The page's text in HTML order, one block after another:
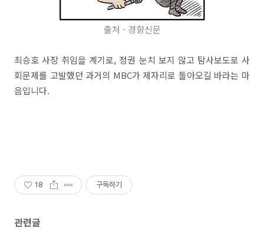
출처 - 경향신문
최승호 사장 취임을 계기로, 정권 눈치 보지 않고 탐사보도로 사
회문제를 고발했던 과거의 MBC가 제자리로 돌아오길 바라는 마
음입니다.
18 구독하기
관련글